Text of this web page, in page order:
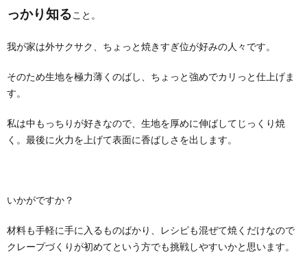
っかり知ること。
我が家は外サクサク、ちょっと焼きすぎ位が好みの人々です。
そのため生地を極力薄くのばし、ちょっと強めでカリっと仕上げま
す。
私は中もっちりが好きなので、生地を厚めに伸ばしてじっくり焼
く。最後に火力を上げて表面に香ばしさを出します。
いかがですか？
材料も手軽に手に入るものばかり、レシピも混ぜて焼くだけなので
クレープづくりが初めてという方でも挑戦しやすいかと思います。